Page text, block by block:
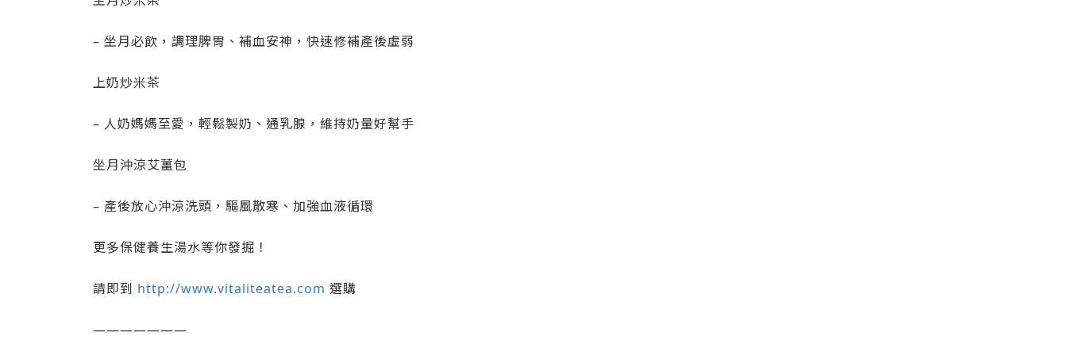
– 坐月必飲，調理脾胃、補血安神，快速修補產後虛弱
上奶炒米茶
– 人奶媽媽至愛，輕鬆製奶、通乳腺，維持奶量好幫手
坐月沖涼艾薑包
– 產後放心沖涼洗頭，驅風散寒、加強血液循環
更多保健養生湯水等你發掘！
請即到 http://www.vitaliteatea.com 選購
———————